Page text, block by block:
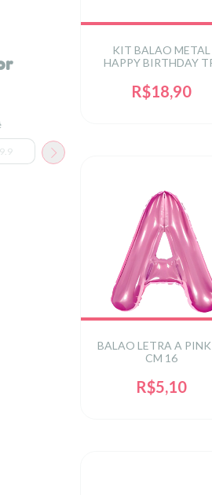
KIT BALAO METAL
HAPPY BIRTHDAY
FLUTUA) C/13 UN
R$18,90
BALAO LETRA A
CM 16
R$5,10